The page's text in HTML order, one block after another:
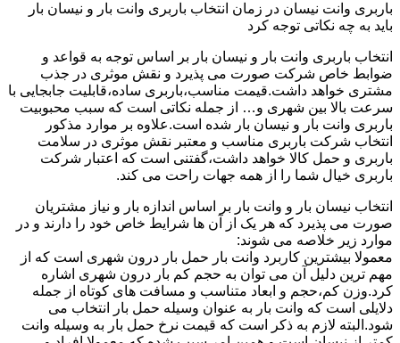
باربری وانت نیسان در زمان انتخاب باربری وانت بار و نیسان بار
باید به چه نکاتی توجه کرد
انتخاب باربری وانت بار و نیسان بار بر اساس توجه به قواعد و
ضوابط خاص شرکت صورت می پذیرد و نقش موثری در جذب
مشتری خواهد داشت.قیمت مناسب،باربری ساده،قابلیت جابجایی با
سرعت بالا بین شهری و… از جمله نکاتی است که سبب محبوبیت
باربری وانت بار و نیسان بار شده است.علاوه بر موارد مذکور
انتخاب شرکت باربری مناسب و معتبر نقش موثری در سلامت
باربری و حمل کالا خواهد داشت،گفتنی است که اعتبار شرکت
باربری خیال شما را از همه جهات راحت می کند.
انتخاب نیسان بار و وانت بار بر اساس اندازه بار و نیاز مشتریان
صورت می پذیرد که هر یک از آن ها شرایط خاص خود را دارند و در
موارد زیر خلاصه می شوند:
معمولا بیشترین کاربرد وانت بار حمل بار درون شهری است که از
مهم ترین دلیل آن می توان به حجم کم بار درون شهری اشاره
کرد.وزن کم،حجم و ابعاد متناسب و مسافت های کوتاه از جمله
دلایلی است که وانت بار به عنوان وسیله حمل بار انتخاب می
شود.البته لازم به ذکر است که قیمت نرخ حمل بار به وسیله وانت